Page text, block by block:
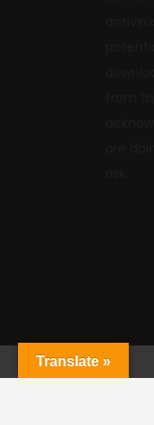
Translate »